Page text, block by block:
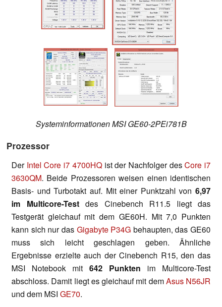
Systeminformationen MSI GE60-2PEi781B
Prozessor
Der Intel Core i7 4700HQist der Nachfolger desCore i7
3630QM. Beide Prozessoren weisen einen identischen
Basis- und Turbotakt auf. Mit einer Punktzahl von 6,97
im Multicore-Testdes Cinebench R11.5 liegt das
Testgerät gleichauf mit dem GE60H. Mit 7,0 Punkten
kann sich nur das Gigabyte P34G behaupten, das GE60
muss sich leicht geschlagen geben. Ähnliche
Ergebnisse erzielte auch der Cinebench R15, den das
MSI Notebook mit 642 Punkten im Multicore-Test
abschloss. Damit liegt es gleichauf mit demAsus N56JR
und dem MSI GE70.